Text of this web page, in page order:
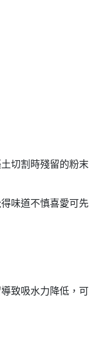
切割時殘留的粉末
味道不慎喜愛可先
致吸水力降低，可